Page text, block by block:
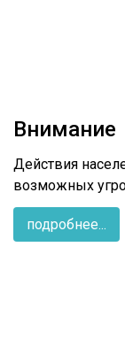
Внимание
Действия
возможных
подробнее...